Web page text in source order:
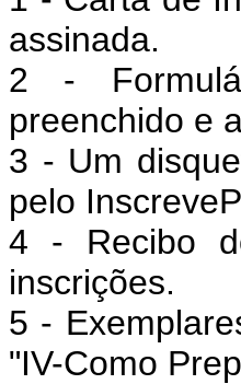
assinada.
2 -
preenchido e
3 - Um
pelo
4 - Recibo
inscrições.
5 -
"IV-Como